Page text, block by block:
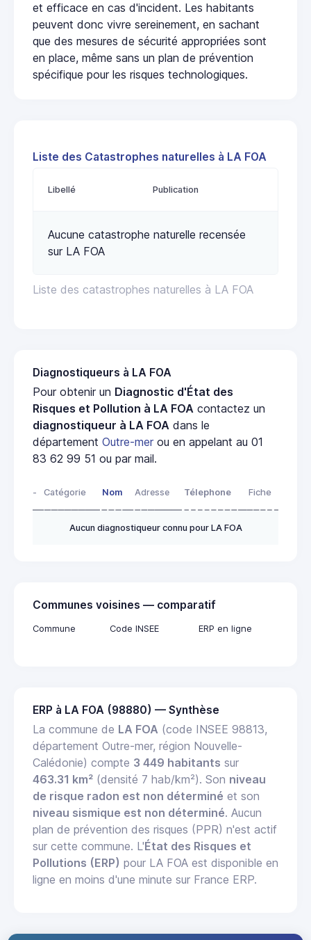
et efficace en cas d'incident. Les habitants
peuvent donc vivre sereinement, en sachant
que des mesures de sécurité appropriées sont
en place, même sans un plan de prévention
spécifique pour les risques technologiques.
Liste des Catastrophes naturelles à LA FOA
Liste des catastrophes naturelles à LA FOA
Libellé Publication
Aucune catastrophe naturelle recensée
sur LA FOA
Diagnostiqueurs à LA FOA
Pour obtenir un Diagnostic d'État des
Risques et Pollution à LA FOA contactez un
diagnostiqueur à LA FOA dans le
département Outre-mer ou en appelant au 01
83 62 99 51 ou par mail.
- Catégorie Nom Adresse Télephone Fiche
Aucun diagnostiqueur connu pour LA FOA
Communes voisines — comparatif
Commune Code INSEE ERP en ligne
ERP à LA FOA (98880) — Synthèse
La commune de LA FOA (code INSEE 98813,
département Outre-mer, région Nouvelle-
Calédonie) compte 3 449 habitants sur
463.31 km² (densité 7 hab/km²). Son niveau
de risque radon est non déterminé et son
niveau sismique est non déterminé. Aucun
plan de prévention des risques (PPR) n'est actif
sur cette commune. L'État des Risques et
Pollutions (ERP) pour LA FOA est disponible en
ligne en moins d'une minute sur France ERP.